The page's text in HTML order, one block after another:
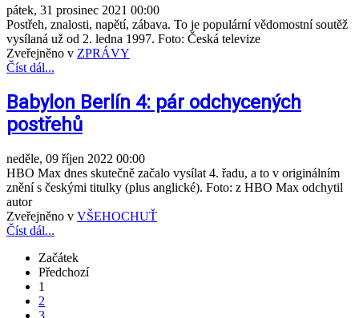
pátek, 31 prosinec 2021 00:00
Postřeh, znalosti, napětí, zábava. To je populární vědomostní soutěž
vysílaná už od 2. ledna 1997. Foto: Česká televize
Zveřejněno v ZPRÁVY
Číst dál...
Babylon Berlín 4: pár odchycených
postřehů
neděle, 09 říjen 2022 00:00
HBO Max dnes skutečně začalo vysílat 4. řadu, a to v originálním
znění s českými titulky (plus anglické). Foto: z HBO Max odchytil
autor
Zveřejněno v VŠEHOCHUŤ
Číst dál...
Začátek
Předchozí
1
2